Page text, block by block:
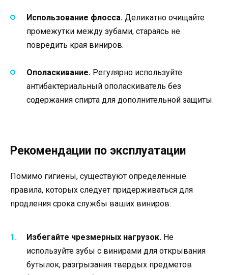
Использование флосса. Деликатно очищайте
промежутки между зубами, стараясь не
повредить края виниров.
Ополаскивание. Регулярно используйте
антибактериальный ополаскиватель без
содержания спирта для дополнительной защиты.
Рекомендации по эксплуатации
Помимо гигиены, существуют определенные
правила, которых следует придерживаться для
продления срока службы ваших виниров:
Избегайте чрезмерных нагрузок. Не
используйте зубы с винирами для открывания
бутылок, разгрызания твердых предметов